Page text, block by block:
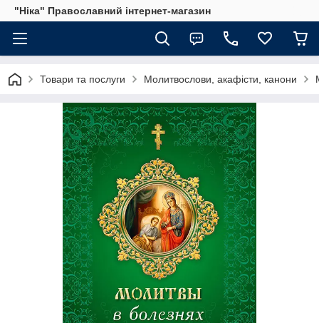
"Ніка" Православний інтернет-магазин
Товари та послуги Молитвослови, акафісти, канони